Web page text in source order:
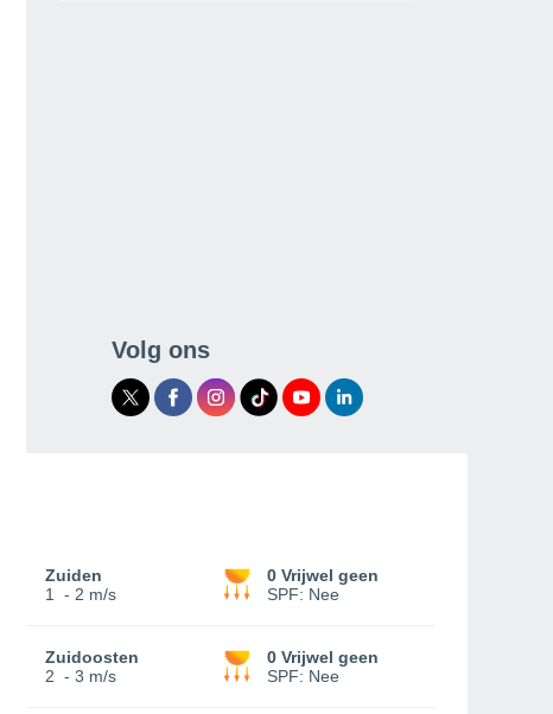
Volg ons
Zuiden
1
- 2 m/s
0 Vrijwel geen
SPF: Nee
Zuidoosten
2 - 3 m/s
0 Vrijwel geen
SPF: Nee